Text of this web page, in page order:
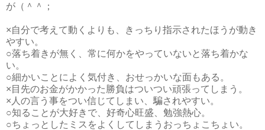
が（＾＾；
×自分で考えて動くよりも、きっちり指示されたほうが動き
やすい。
○落ち着きが無く、常に何かをやっていないと落ち着かな
い。
○細かいことによく気付き、おせっかいな面もある。
×目先のお金がかかった勝負はついつい頑張ってしまう。
×人の言う事をつい信じてしまい、騙されやすい。
○知ることが大好きで、好奇心旺盛、勉強熱心。
○ちょっとしたミスをよくしてしまうおっちょこちょい。